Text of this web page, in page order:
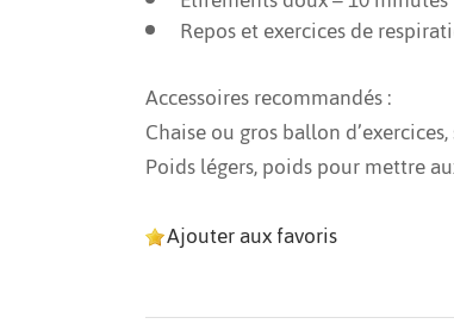
Repos et exercices de
Accessoires recommandés :
Chaise ou gros ballon
Poids légers, poids pour mettre
Ajouter aux favoris